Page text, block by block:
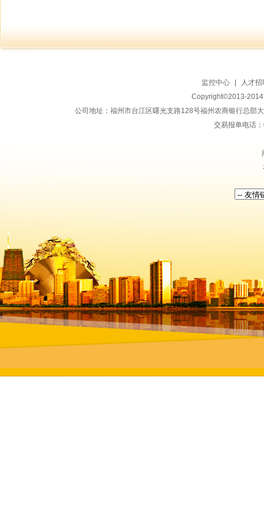
监控中心
人才招
Copyright©2013-
公司地址：福州市台江区曙光支路128号福州农商银行总
交易报单电话